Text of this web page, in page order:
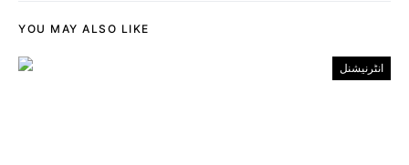
YOU MAY ALSO LIKE
انٹرنیشنل